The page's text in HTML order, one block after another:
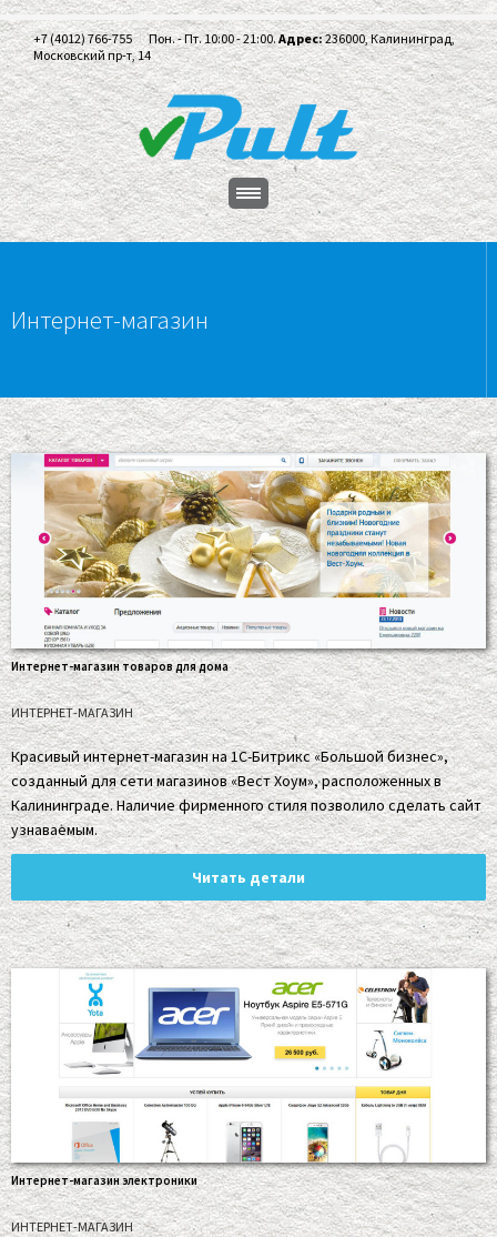
+7 (4012) 766-755 Пон. - Пт. 10:00 - 21:00.Адрес:236000, Калининград,
Московский пр-т, 14
Интернет-магазин
Интернет-магазин товаров для дома
ИНТЕРНЕТ-МАГАЗИН
Красивый интернет-магазин на 1С-Битрикс «Большой бизнес»,
созданный для сети магазинов «Вест Хоум», расположенных в
Калининграде. Наличие фирменного стиля позволило сделать сайт
узнаваемым.
Читать детали
Интернет-магазин электроники
ИНТЕРНЕТ-МАГАЗИН